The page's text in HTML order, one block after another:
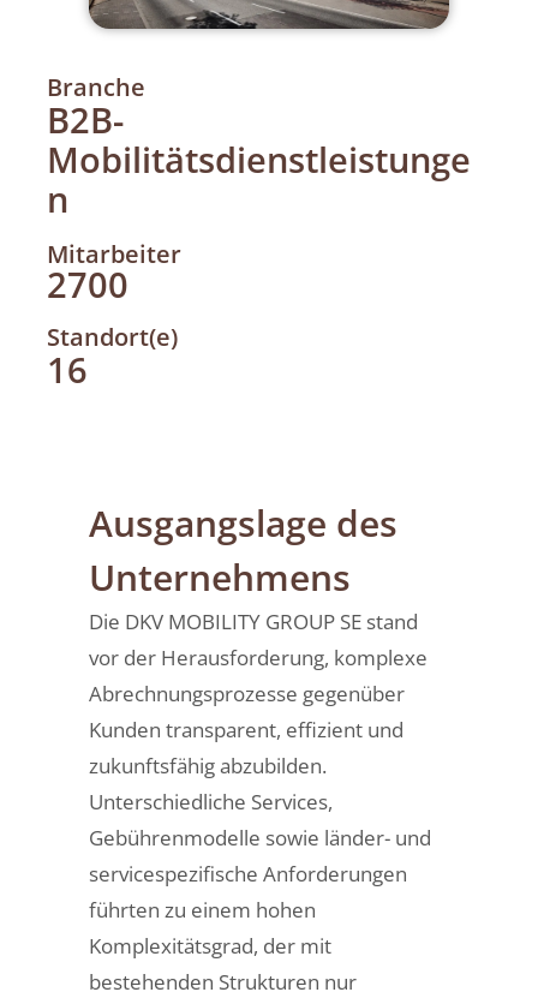
Branche
B2B-
Mobilitätsdienstleistunge
n
Mitarbeiter
2700
Standort(e)
16
Ausgangslage des
Unternehmens
Die DKV MOBILITY GROUP SE stand
vor der Herausforderung, komplexe
Abrechnungsprozesse gegenüber
Kunden transparent, effizient und
zukunftsfähig abzubilden.
Unterschiedliche Services,
Gebührenmodelle sowie länder- und
servicespezifische Anforderungen
führten zu einem hohen
Komplexitätsgrad, der mit
bestehenden Strukturen nur